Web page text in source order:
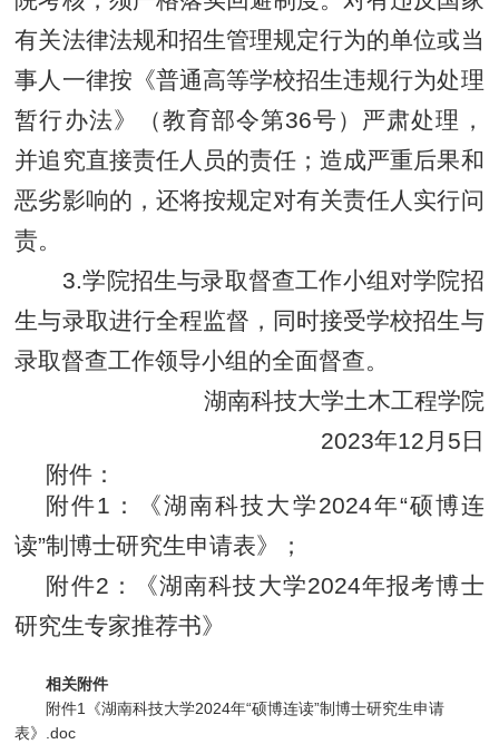
有关法律法规和招生管理规定行为的单位或当
事人一律按《普通高等学校招生违规行为处理
暂行办法》（教育部令第36号）严肃处理，
并追究直接责任人员的责任；造成严重后果和
恶劣影响的，还将按规定对有关责任人实行问
责。
3.学院招生与录取督查工作小组对学院招
生与录取进行全程监督，同时接受学校招生与
录取督查工作领导小组的全面督查。
湖南科技大学土木工程学院
2023年12月5日
附件：
附件1：《湖南科技大学2024年“硕博连
读”制博士研究生申请表》；
附件2：《湖南科技大学2024年报考博士
研究生专家推荐书》
相关附件
附件1《湖南科技大学2024年“硕博连读”制博士研究生申请
表》.doc